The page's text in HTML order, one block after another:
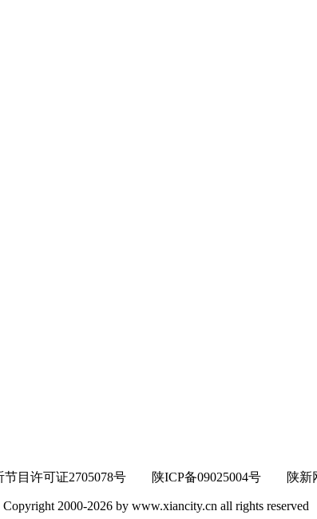
节目许可证2705078号 陕ICP备09025004号 陕新
Copyright 2000-2026 by www.xiancity.cn all rights reserved